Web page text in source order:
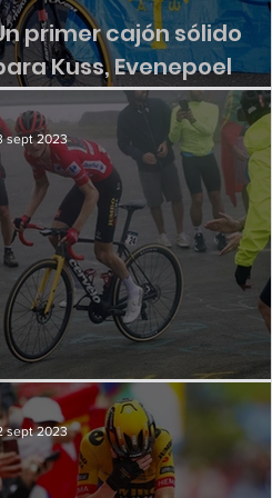
primer cajón sólido
Kuss, Evenepoel
otra victoria
crisis en el paraíso?
sept 2023
sept 2023